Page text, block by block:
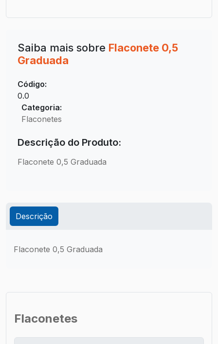
Saiba mais sobre Flaconete 0,5
Graduada
Código:
0.0
Categoria:
Flaconetes
Descrição do Produto:
Flaconete 0,5 Graduada
Descrição
Flaconete 0,5 Graduada
Flaconetes